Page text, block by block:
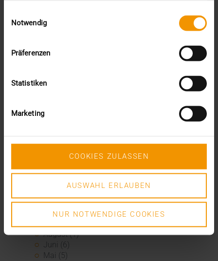
Notwendig
Präferenzen
Statistiken
Marketing
COOKIES ZULASSEN
AUSWAHL ERLAUBEN
NUR NOTWENDIGE COOKIES
April (4)
Januar (3)
Dezember (3)
Juni (8)
März (1)
Februar (1)
Januar (4)
2021
November (6)
Oktober (3)
August (1)
Juni (6)
Mai (5)